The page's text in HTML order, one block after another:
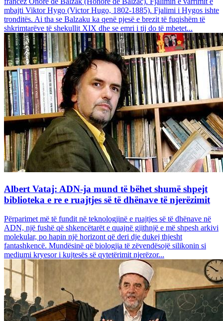
mbajti Viktor Hygo (Victor Hugo, 1802-1885). Fjalimi i Hygos ishte
tronditës. Ai tha se Balzaku ka qenë pjesë e brezit të fuqishëm të
shkrimtarëve të shekullit XIX dhe se emri i tij do të mbetet...
Albert Vataj: ADN-ja mund të bëhet shumë shpejt
biblioteka e re e ruajtjes së të dhënave të njerëzimit
Përparimet më të fundit në teknologjinë e ruajtjes së të dhënave në
ADN, një fushë që shkencëtarët e quajnë gjithnjë e më shpesh arkivi
molekular, po hapin një horizont që deri dje dukej thjesht
fantashkencë. Mundësinë që biologjia të zëvendësojë silikonin si
mediumi kryesor i kujtesës së qytetërimit njerëzor...